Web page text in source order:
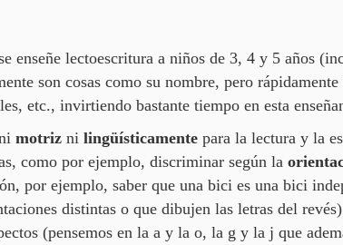
enseñe lectoescritura a niños de 3, 4 y 5 años
son cosas como su nombre, pero
etc., invirtiendo bastante tiempo en esta
motriz ni lingüísticamente para la lectura y la
como por ejemplo, discriminar según la
por ejemplo, saber que una bici es una bici
distintas o que dibujen las letras del
(pensemos en la a y la o, la g y la j que